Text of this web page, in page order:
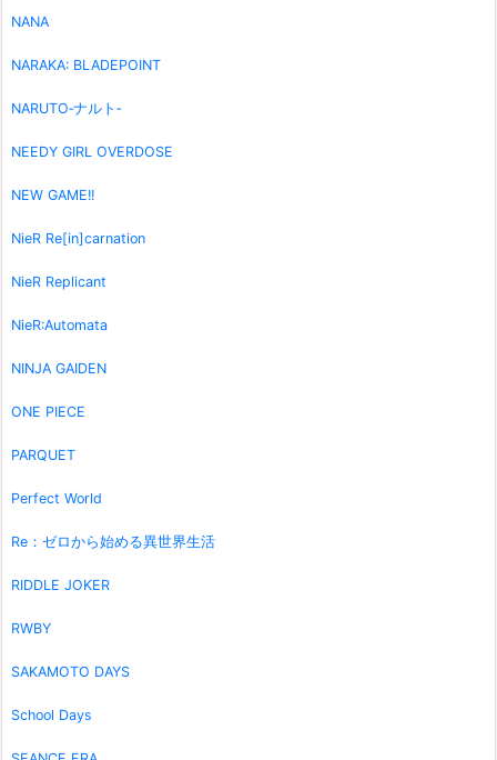
NANA
NARAKA: BLADEPOINT
NARUTO‐ナルト‐
NEEDY GIRL OVERDOSE
NEW GAME!!
NieR Re[in]carnation
NieR Replicant
NieR:Automata
NINJA GAIDEN
ONE PIECE
PARQUET
Perfect World
Re：ゼロから始める異世界生活
RIDDLE JOKER
RWBY
SAKAMOTO DAYS
School Days